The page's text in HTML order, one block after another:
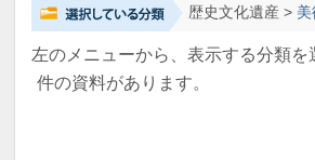
歴史文化遺産> 美
左のメニューから、表示する分類を
件の資料があります。